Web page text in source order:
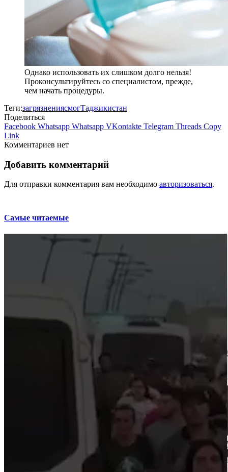
Однако использовать их слишком долго нельзя!
Проконсультируйтесь со специалистом, прежде,
чем начать процедуры.
Теги:загрязнениясмогТаджикистан
Поделиться
Facebook Whatsapp Whatsapp VKontakte Telegram Threads Copy
Link
Комментариев нет
Добавить комментарий
Для отправки комментария вам необходимо авторизоваться.
Самые читаемые